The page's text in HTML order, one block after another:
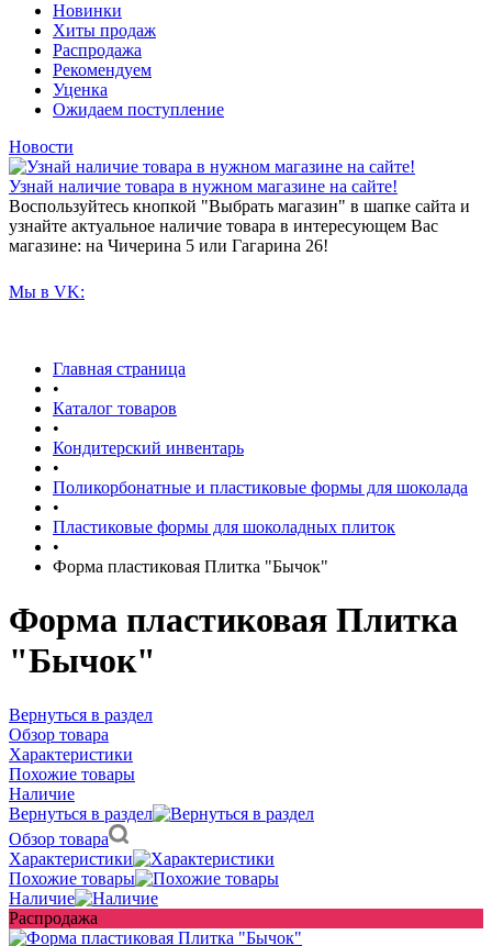
Новинки
Хиты продаж
Распродажа
Рекомендуем
Уценка
Ожидаем поступление
Новости
Узнай наличие товара в нужном магазине на сайте!
Воспользуйтесь кнопкой "Выбрать магазин" в шапке сайта и
узнайте актуальное наличие товара в интересующем Вас
магазине: на Чичерина 5 или Гагарина 26!
Мы в VK:
Главная страница
•
Каталог товаров
•
Кондитерский инвентарь
•
Поликорбонатные и пластиковые формы для шоколада
•
Пластиковые формы для шоколадных плиток
•
Форма пластиковая Плитка "Бычок"
Форма пластиковая Плитка
"Бычок"
Вернуться в раздел
Обзор товара
Характеристики
Похожие товары
Наличие
Вернуться в раздел
Обзор товара
Характеристики
Похожие товары
Наличие
Распродажа